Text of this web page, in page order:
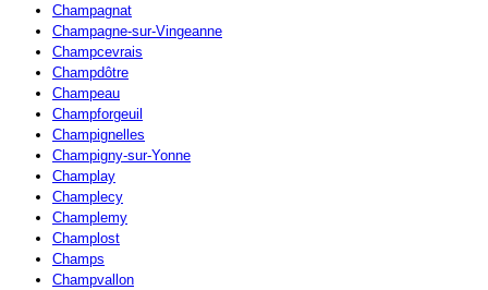
Champagnat
Champagne-sur-Vingeanne
Champcevrais
Champdôtre
Champeau
Champforgeuil
Champignelles
Champigny-sur-Yonne
Champlay
Champlecy
Champlemy
Champlost
Champs
Champvallon